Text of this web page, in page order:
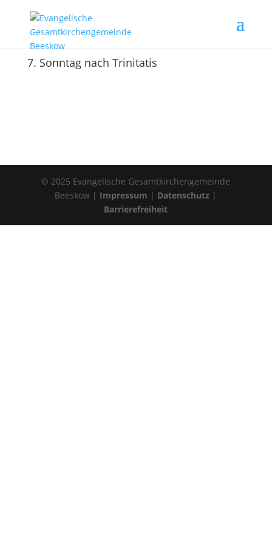
7. Sonntag nach Trinitatis
© 2025 Evangelische Gesamtkirchengemeinde
Beeskow | Impressum | Datenschutz |
Barrierefreiheit